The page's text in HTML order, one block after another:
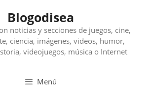
Blogodisea
noticias y secciones de juegos, cine,
ciencia, imágenes, videos, humor,
videojuegos, música o Internet
Menú